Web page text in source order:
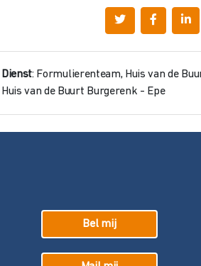
Dienst: Formulierenteam, Huis van de
Huis van de Buurt Burgerenk - Epe
Bel mij